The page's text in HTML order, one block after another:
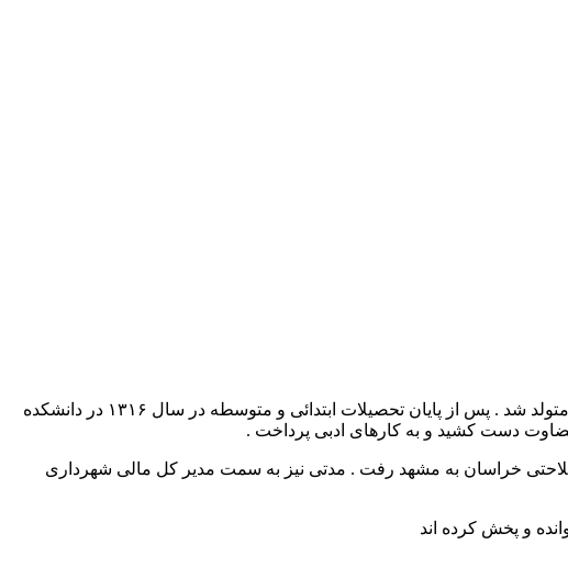
ابوالحسن ورزی متخلص به ورزی فرزند حسین فلاح زاده از شاعران بزرگ معاصر است . وی در سال ۱۲۹۳ خورشیدی در تهران متولد شد . پس از پایان تحصیلات ابتدائی و متوسطه در سال ۱۳۱۶ در دانشکده
دست کشید و به کارهای ادبی پرداخت .
فلاحتی خراسان به مشهد رفت . مدتی نیز به سمت مدیر کل مالی شهرداری
و پخش کرده اند